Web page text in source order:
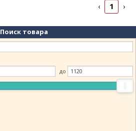
‹ 1 ›
Поиск товара
до